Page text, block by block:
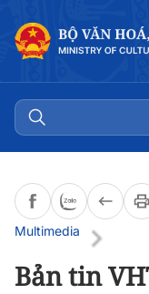
Multimedia
Bản tin